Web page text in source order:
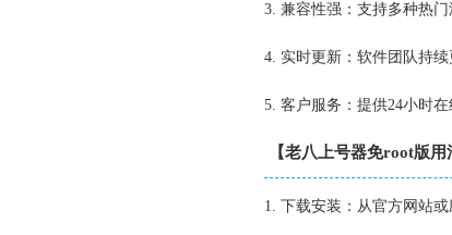
3. 兼容性强：支持多种热
4. 实时更新：软件团队持
5. 客户服务：提供24小时
【老八上号器免root版用
1. 下载安装：从官方网站